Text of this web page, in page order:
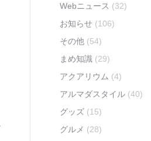
Webニュース (32)
お知らせ (106)
その他 (54)
まめ知識 (29)
アクアリウム (4)
アルマダスタイル (40)
グッズ (15)
グルメ (28)